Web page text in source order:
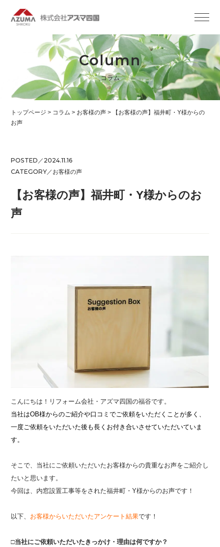
Column
コラム
トップページ > コラム > お客様の声 >
【お客様の声】福井町・Y様からの
お声
POSTED／2024.11.16
CATEGORY／ お客様の声
【お客様の声】福井町・Y様からのお
声
こんにちは！リフォーム会社・アズマ四国の福谷です。
当社はOB様からのご紹介や口コミでご依頼をいただくことが多く、
一度ご依頼をいただいた後も長くお付き合いさせていただいていま
す。
そこで、当社にご依頼いただいたお客様からの貴重なお声をご紹介し
たいと思います。
今回は、内窓設置工事等をされた福井町・Y様からのお声です！
以下、 お客様からいただいたアンケート結果です！
□当社にご依頼いただいたきっかけ・理由は何ですか？